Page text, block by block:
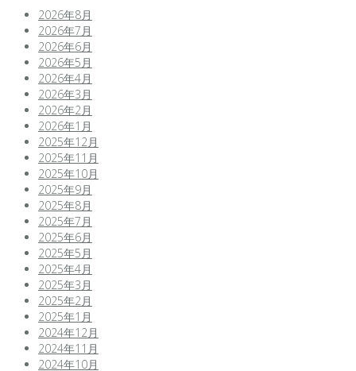
2026年8月
2026年7月
2026年6月
2026年5月
2026年4月
2026年3月
2026年2月
2026年1月
2025年12月
2025年11月
2025年10月
2025年9月
2025年8月
2025年7月
2025年6月
2025年5月
2025年4月
2025年3月
2025年2月
2025年1月
2024年12月
2024年11月
2024年10月